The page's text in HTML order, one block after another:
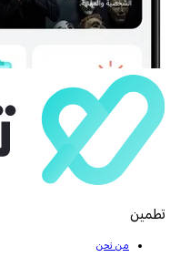
تطمين
من نحن